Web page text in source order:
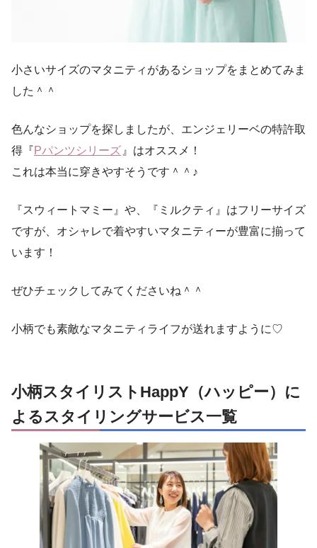
小さいサイズのマタニティがあるショップをまとめてみま
した＾＾
色んなショップを探しましたが、エンジェリーベの特許取
得『 Pパンツシリーズ 』はオススメ！
これは本当に穿きやすそうです＾＾♪
『スウィートマミー』や、『ミルクティ』はフリーサイズ
ですが、オシャレで着やすいマタニティーが豊富に揃って
います！
ぜひチェックしてみてくださいね＾＾
小柄でも素敵なマタニティライフが送れますように♡
小柄スタイリストHappY（ハッピー）に
よるスタイリングサービス一覧